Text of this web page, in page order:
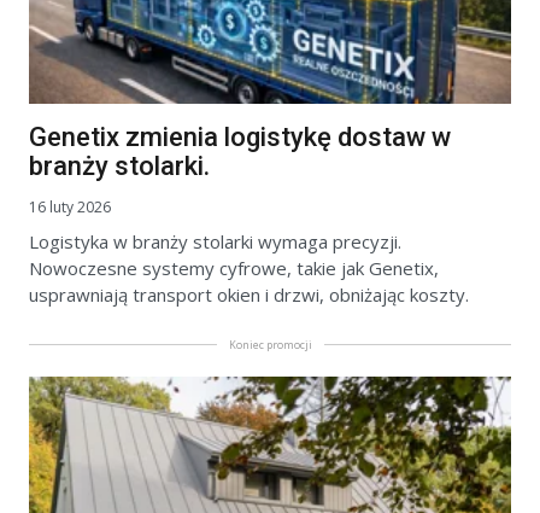
Genetix zmienia logistykę dostaw w
branży stolarki.
16 luty 2026
Logistyka w branży stolarki wymaga precyzji.
Nowoczesne systemy cyfrowe, takie jak Genetix,
usprawniają transport okien i drzwi, obniżając koszty.
Koniec promocji